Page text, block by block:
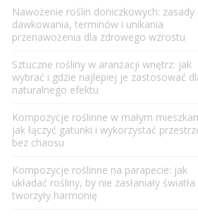
Nawożenie roślin doniczkowych: zasady
dawkowania, terminów i unikania
przenawożenia dla zdrowego wzrostu
Sztuczne rośliny w aranżacji wnętrz: jak
wybrać i gdzie najlepiej je zastosować
naturalnego efektu
Kompozycje roślinne w małym
jak łączyć gatunki i wykorzystać
bez chaosu
Kompozycje roślinne na parapecie: jak
układać rośliny, by nie zasłaniały światła
tworzyły harmonię